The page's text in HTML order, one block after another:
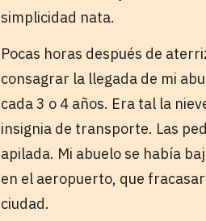
simplicidad nata.
Pocas horas después de
consagrar la llegada de mi
cada 3 o 4 años. Era tal la
insignia de transporte. Las
apilada. Mi abuelo se había
en el aeropuerto, que
ciudad.